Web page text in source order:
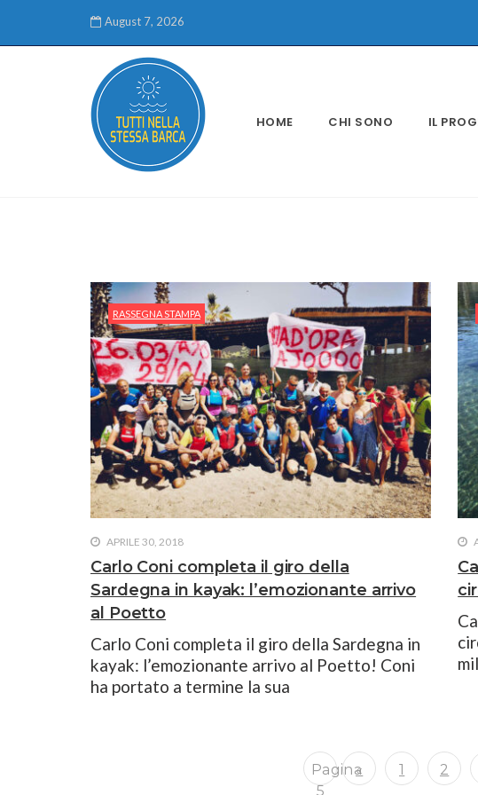
August 7, 2026
HOME CHI SONO IL
RASSEGNA STAMPA
APRILE 30, 2018
Carlo Coni completa il giro della
Sardegna in kayak: l’emozionante arrivo
al Poetto
Carlo Coni completa il giro della Sardegna in
kayak: l’emozionante arrivo al Poetto! Coni
ha portato a termine la sua
Pagina
5
« 1 2